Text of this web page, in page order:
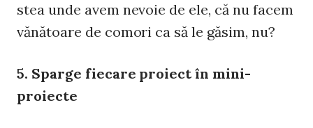
stea unde avem nevoie de ele, că nu facem
vănătoare de comori ca să le găsim, nu?
5. Sparge fiecare proiect în mini-
proiecte